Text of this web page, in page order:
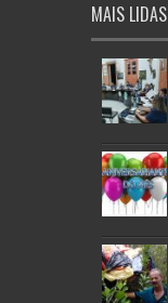
MAIS LIDAS